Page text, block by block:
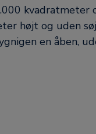
kvadratmeter
højt og uden
en åben,